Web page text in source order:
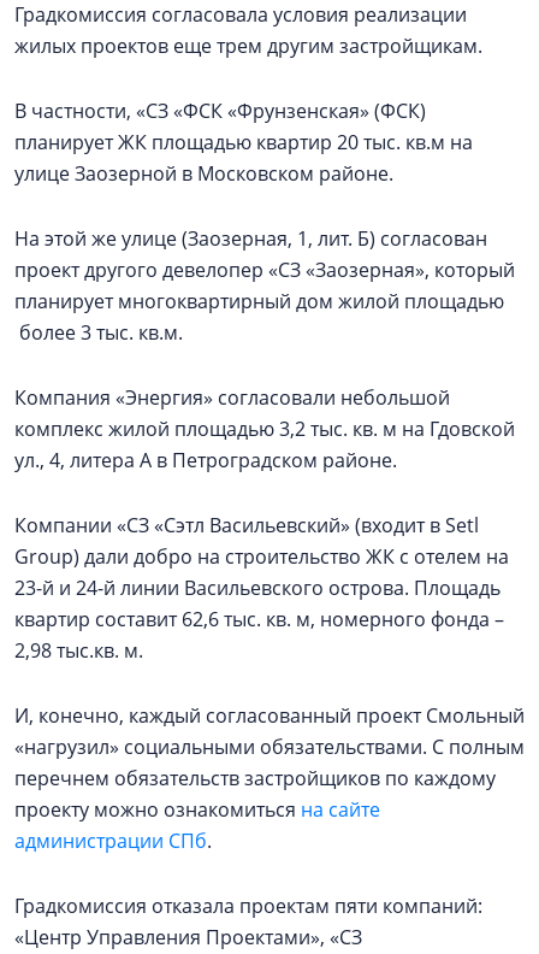
Градкомиссия согласовала условия реализации
жилых проектов еще трем другим застройщикам.
В частности, «СЗ «ФСК «Фрунзенская» (ФСК)
планирует ЖК площадью квартир 20 тыс. кв.м на
улице Заозерной в Московском районе.
На этой же улице (Заозерная, 1, лит. Б) согласован
проект другого девелопер «СЗ «Заозерная», который
планирует многоквартирный дом жилой площадью
более 3 тыс. кв.м.
Компания «Энергия» согласовали небольшой
комплекс жилой площадью 3,2 тыс. кв. м на Гдовской
ул., 4, литера А в Петроградском районе.
Компании «СЗ «Сэтл Васильевский» (входит в Setl
Group) дали добро на строительство ЖК с отелем на
23-й и 24-й линии Васильевского острова. Площадь
квартир составит 62,6 тыс. кв. м, номерного фонда –
2,98 тыс.кв. м.
И, конечно, каждый согласованный проект Смольный
«нагрузил» социальными обязательствами. С полным
перечнем обязательств застройщиков по каждому
проекту можно ознакомиться на сайте
администрации СПб.
Градкомиссия отказала проектам пяти компаний:
«Центр Управления Проектами», «СЗ